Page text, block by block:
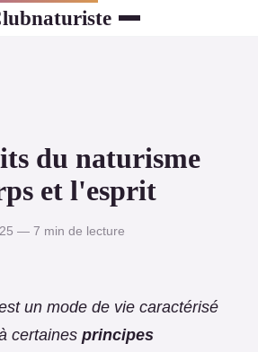
du naturisme
et l'esprit
— 7 min de lecture
un mode de vie caractérisé
certaines principes